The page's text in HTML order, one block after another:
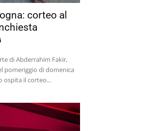
corteo al
di Abderrahim Fakir,
pomeriggio di domenica
ospita il corteo...